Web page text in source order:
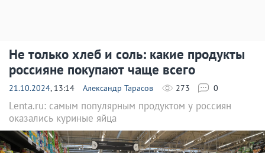
Не только хлеб и соль: какие продукты
россияне покупают чаще всего
21.10.2024, 13:14 Александр Тарасов 273 0
Lenta.ru: самым популярным продуктом у россиян
оказались куриные яйца